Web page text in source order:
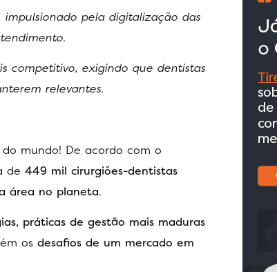
pela digitalização das
competitivo, exigindo que dentistas
relevantes.
mundo! De acordo com o
de 449 mil cirurgiões-dentistas
área no planeta.
práticas de gestão mais maduras
os desafios de um mercado em